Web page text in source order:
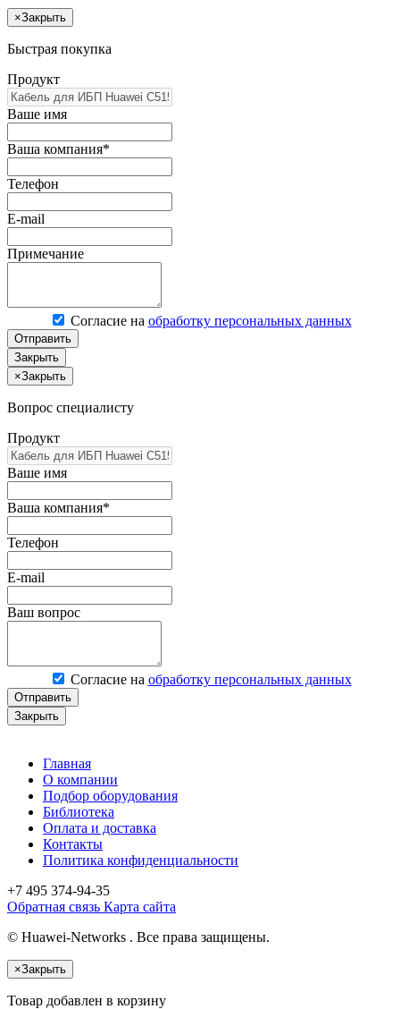
×Закрыть
Быстрая покупка
Продукт
Ваше имя
Ваша компания*
Телефон
E-mail
Примечание
Согласие на обработку персональных данных
Отправить
Закрыть
×Закрыть
Вопрос специалисту
Продукт
Ваше имя
Ваша компания*
Телефон
E-mail
Ваш вопрос
Согласие на обработку персональных данных
Отправить
Закрыть
Главная
О компании
Подбор оборудования
Библиотека
Оплата и доставка
Контакты
Политика конфиденциальности
+7 495 374-94-35
Обратная связь Карта сайта
© Huawei-Networks . Все права защищены.
×Закрыть
Товар добавлен в корзину